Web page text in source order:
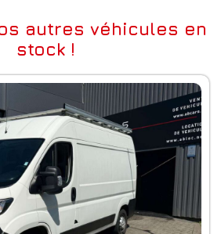
autres véhicules en
stock !